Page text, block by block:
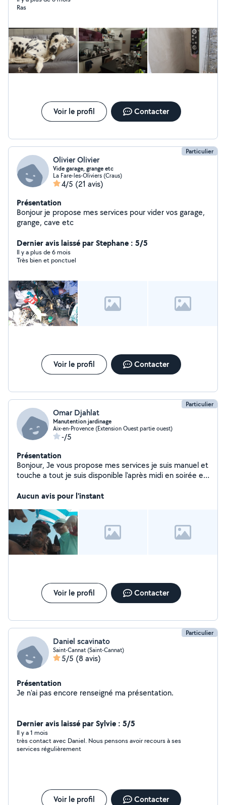
Ras
Voir le profil Contacter
Particulier
Olivier Olivier
Vide garage, grange etc
La Fare-les-Oliviers (Craus)
4/5 (21 avis)
Présentation
Bonjour je propose mes services pour vider vos garage,
grange, cave etc
Dernier avis laissé par Stephane : 5/5
Il y a plus de 6 mois
Très bien et ponctuel
Voir le profil Contacter
Particulier
Omar Djahlat
Manutention jardinage
Aix-en-Provence (Extension Ouest partie ouest)
-/5
Présentation
Bonjour, Je vous propose mes services je suis manuel et
touche a tout je suis disponible l'après midi en soirée et
Aucun avis pour l'instant
Voir le profil Contacter
Particulier
Daniel scavinato
Saint-Cannat (Saint-Cannat)
5/5 (8 avis)
Présentation
Je n'ai pas encore renseigné ma présentation.
Dernier avis laissé par Sylvie : 5/5
Il y a 1 mois
très contact avec Daniel. Nous pensons avoir recours à ses
services régulièrement
Voir le profil Contacter